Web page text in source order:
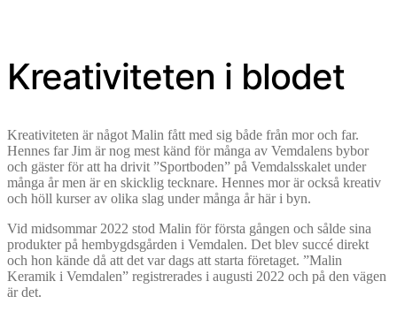
Kreativiteten i blodet
Kreativiteten är något Malin fått med sig både från mor och far.
Hennes far Jim är nog mest känd för många av Vemdalens bybor
och gäster för att ha drivit ”Sportboden” på Vemdalsskalet under
många år men är en skicklig tecknare. Hennes mor är också kreativ
och höll kurser av olika slag under många år här i byn.
Vid midsommar 2022 stod Malin för första gången och sålde sina
produkter på hembygdsgården i Vemdalen. Det blev succé direkt
och hon kände då att det var dags att starta företaget. ”Malin
Keramik i Vemdalen” registrerades i augusti 2022 och på den vägen
är det.